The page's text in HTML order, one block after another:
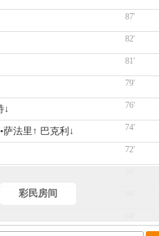
87'
82'
81'
79'
↓ 76'
法里↑ 巴克利↓ 74'
72'
彩民房间